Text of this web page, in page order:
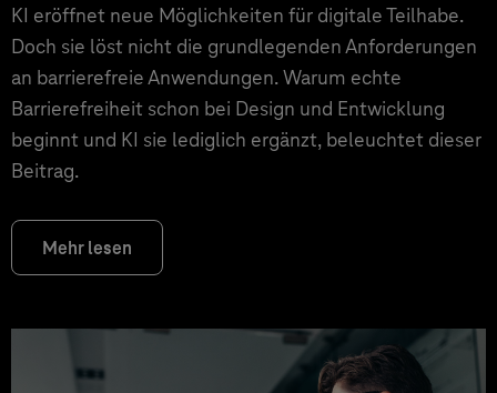
KI eröffnet neue Möglichkeiten für digitale Teilhabe.
Doch sie löst nicht die grundlegenden Anforderungen
an barrierefreie Anwendungen. Warum echte
Barrierefreiheit schon bei Design und Entwicklung
beginnt und KI sie lediglich ergänzt, beleuchtet dieser
Beitrag.
Mehr lesen